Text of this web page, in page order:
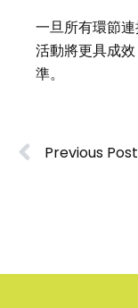
一旦所有環節
活動將更具成
準。
Previous Post